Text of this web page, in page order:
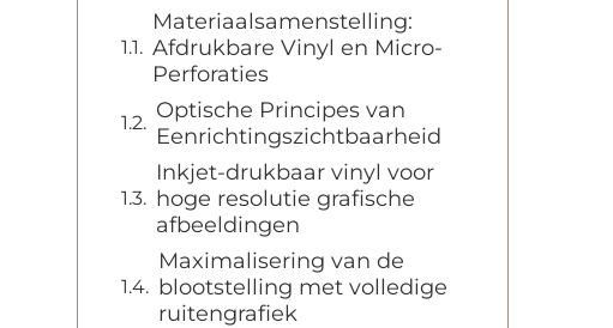
Materiaalsamenstelling:
Afdrukbare Vinyl en Micro-
Perforaties
Optische Principes van
Eenrichtingszichtbaarheid
Inkjet-drukbaar vinyl voor
hoge resolutie grafische
afbeeldingen
Maximalisering van de
blootstelling met volledige
ruitengrafiek